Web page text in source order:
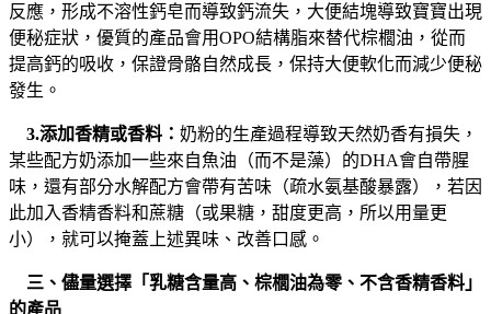
反應，形成不溶性鈣皂而導致鈣流失，大便結塊導致寶寶出現
便秘症狀，優質的產品會用OPO結構脂來替代棕櫚油，從而
提高鈣的吸收，保證骨骼自然成長，保持大便軟化而減少便秘
發生。
3.添加香精或香料： 奶粉的生產過程導致天然奶香有損失，
某些配方奶添加一些來自魚油（而不是藻）的DHA會自帶腥
味，還有部分水解配方會帶有苦味（疏水氨基酸暴露），若因
此加入香精香料和蔗糖（或果糖，甜度更高，所以用量更
小），就可以掩蓋上述異味、改善口感。
三、儘量選擇「乳糖含量高、棕櫚油為零、不含香精香料」
的產品